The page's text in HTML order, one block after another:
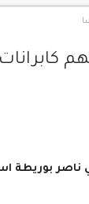
ناصر